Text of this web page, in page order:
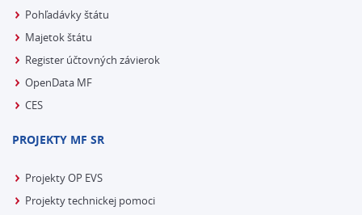
Pohľadávky štátu
Majetok štátu
Register účtovných závierok
OpenData MF
CES
PROJEKTY MF SR
Projekty OP EVS
Projekty technickej pomoci